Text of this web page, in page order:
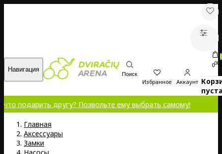
Навигация
Поиск
Избранное Аккаунт
0
000
другу? Позвольте ему выбрать самому!
Главная
Аксессуары
Замки
Насосы